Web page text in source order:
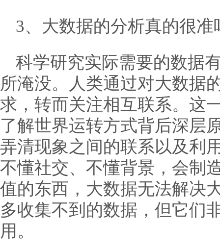
3、大数据的分析真的很准
科学研究实际需要的数据
所淹没。人类通过对大数据
求，转而关注相互联系。这
了解世界运转方式背后深层
弄清现象之间的联系以及利
不懂社交、不懂背景，会制
值的东西，大数据无法解决
多收集不到的数据，但它们
用。